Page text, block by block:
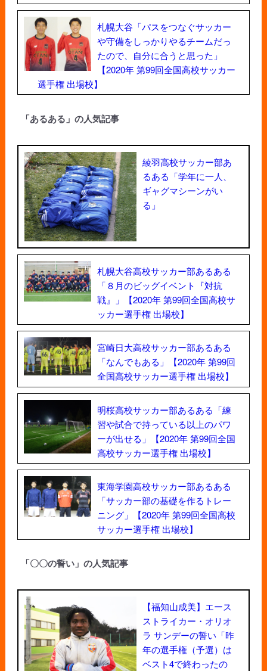
札幌大谷「パスをつなぐサッカー
や守備をしっかりやるチームだっ
たので、自分に合うと思った」
【2020年 第99回全国高校サッカー
選手権 出場校】
「あるある」の人気記事
綾羽高校サッカー部あ
るある「学年に一人、
ギャグマシーンがい
る」
札幌大谷高校サッカー部あるある
「８月のビッグイベント『対抗
戦』」【2020年 第99回全国高校サ
ッカー選手権 出場校】
宮崎日大高校サッカー部あるある
「なんでもある」【2020年 第99回
全国高校サッカー選手権 出場校】
明桜高校サッカー部あるある「練
習や試合で持っている以上のパワ
ーが出せる」【2020年 第99回全国
高校サッカー選手権 出場校】
東海学園高校サッカー部あるある
「サッカー部の基礎を作るトレー
ニング」【2020年 第99回全国高校
サッカー選手権 出場校】
「〇〇の誓い」の人気記事
【福知山成美】エース
ストライカー・オリオ
ラ サンデーの誓い「昨
年の選手権（予選）は
ベスト4で終わったの